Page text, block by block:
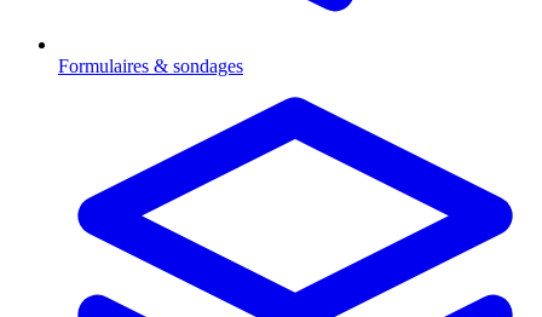
Formulaires & sondages